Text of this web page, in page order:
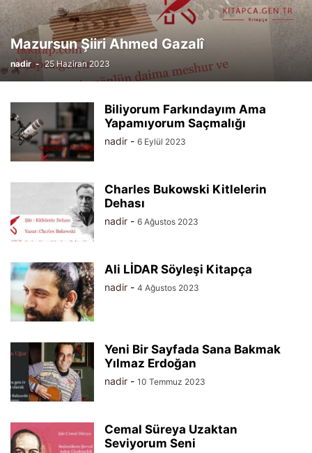
Mazursun Şiiri Ahmed Gazalî
nadir - 25 Haziran 2023
Biliyorum Farkındayım Ama
Yapamıyorum Saçmalığı
nadir - 6 Eylül 2023
Charles Bukowski Kitlelerin
Dehası
nadir - 6 Ağustos 2023
Ali LİDAR Söyleşi Kitapça
nadir - 4 Ağustos 2023
Yeni Bir Sayfada Sana Bakmak
Yılmaz Erdoğan
nadir - 10 Temmuz 2023
Cemal Süreya Uzaktan
Seviyorum Seni